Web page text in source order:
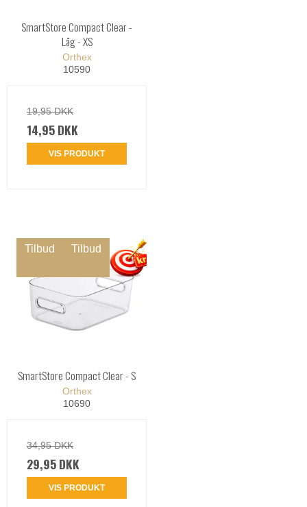
SmartStore Compact Clear -
Låg - XS
Orthex
10590
19,95 DKK
14,95 DKK
VIS PRODUKT
Tilbud Tilbud
SmartStore Compact Clear - S
Orthex
10690
34,95 DKK
29,95 DKK
VIS PRODUKT